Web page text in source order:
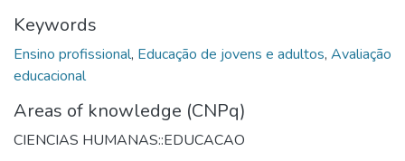
Keywords
Ensino profissional, Educação de jovens e adultos, Avaliação
educacional
Areas of knowledge (CNPq)
CIENCIAS HUMANAS::EDUCACAO